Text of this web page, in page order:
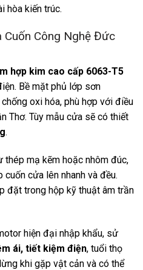
hòa kiến trúc.
Cuốn Công Nghệ Đức
hợp kim cao cấp 6063-T5
Bề mặt phủ lớp sơn
oxi hóa, phù hợp với điều
Thơ. Tùy mẫu cửa sẽ có thiết
.
thép mạ kẽm hoặc nhôm đúc,
cửa lên nhanh và đều.
đặt trong hộp kỹ thuật âm trần
hiện đại nhập khẩu, sử
ái, tiết kiệm điện, tuổi thọ
khi gặp vật cản và có thể